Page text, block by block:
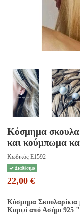
Κόσμημα
και κούμπωμα
Κωδικός E1592
Διαθέσιμο
22,00 €
Κόσμημα Σκουλαρίκια
Καρφί από Ασήμι 925